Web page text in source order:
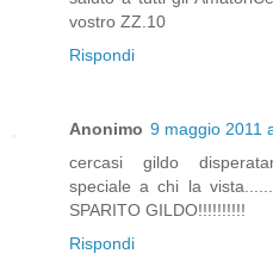
vostro ZZ.10
Rispondi
Anonimo 9 maggio 2011
cercasi gildo
speciale a chi la
SPARITO GILDO!!!!!!!!!!
Rispondi